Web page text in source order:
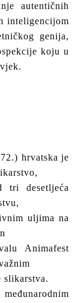
autentičnih
inteligencijom
genija,
koju u
hrvatska je
tri desetljeća
uljima na
Animafest
slikarstva.